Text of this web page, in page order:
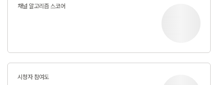
채널 알고리즘 스코어
시청자 참여도